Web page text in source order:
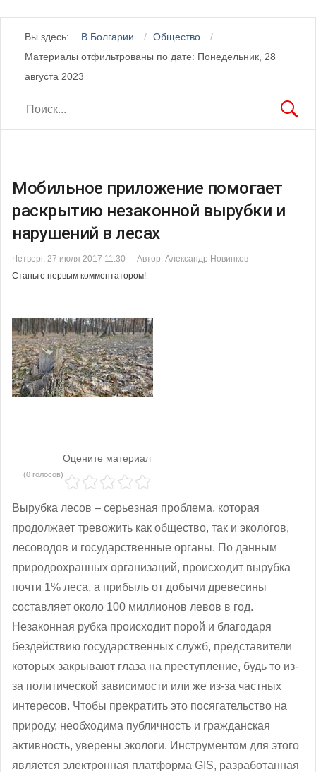
Вы здесь: В Болгарии
Общество
Материалы отфильтрованы по дате: Понедельник, 28
августа 2023
Мобильное приложение помогает
раскрытию незаконной вырубки и
нарушений в лесах
Четверг, 27 июля 2017 11:30
Автор Александр Новинков
Станьте первым комментатором!
Оцените материал
(0 голосов)
Вырубка лесов – серьезная проблема, которая
продолжает тревожить как общество, так и экологов,
лесоводов и государственные органы. По данным
природоохранных организаций, происходит вырубка
почти 1% леса, а прибыль от добычи древесины
составляет около 100 миллионов левов в год.
Незаконная рубка происходит порой и благодаря
бездействию государственных служб, представители
которых закрывают глаза на преступление, будь то из-
за политической зависимости или же из-за частных
интересов. Чтобы прекратить это посягательство на
природу, необходима публичность и гражданская
активность, уверены экологи. Инструментом для этого
является электронная платформа GIS, разработанная